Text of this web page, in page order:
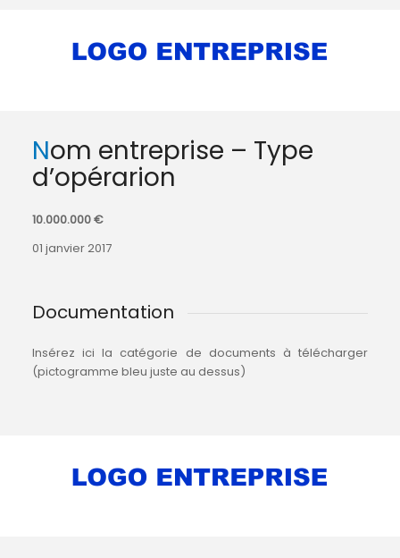
Nom entreprise – Type
d’opérarion
10.000.000 €
01 janvier 2017
Documentation
Insérez ici la catégorie de documents à télécharger
(pictogramme bleu juste au dessus)